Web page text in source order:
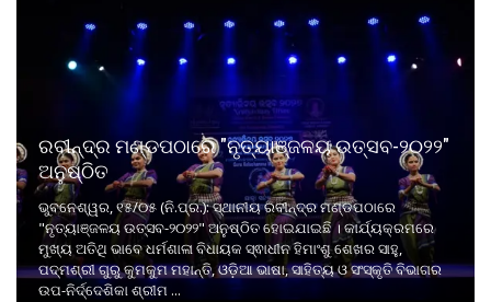
ରବୀନ୍ଦ୍ର ମଣ୍ଡପଠାରେ "ନୃତ୍ୟାଞ୍ଜଳୟ ଉତ୍ସବ-୨୦୨୨"
ଅନୁଷ୍ଠିତ
ଭୁବନେଶ୍ୱର, ୧୫/୦୫ (ନି.ପ୍ର.): ସ୍ଥାନୀୟ ରବୀନ୍ଦ୍ର ମଣ୍ଡପଠାରେ
"ନୃତ୍ୟାଞ୍ଜଳୟ ଉତ୍ସବ-୨୦୨୨" ଅନୁଷ୍ଠିତ ହୋଇଯାଇଛି । କାର୍ଯ୍ୟକ୍ରମରେ
ମୁଖ୍ୟ ଅତିଥି ଭାବେ ଧର୍ମଶାଳା ବିଧାୟକ ସ୍ଵାଧୀନ ହିମାଂଶୁ ଶେଖର ସାହୁ,
ପଦ୍ମଶ୍ରୀ ଗୁରୁ କୁମକୁମ ମହାନ୍ତି, ଓଡ଼ିଆ ଭାଷା, ସାହିତ୍ୟ ଓ ସଂସ୍କୃତି ବିଭାଗର
ଉପ-ନିର୍ଦ୍ଦେଶିକା ଶ୍ରୀମ ...